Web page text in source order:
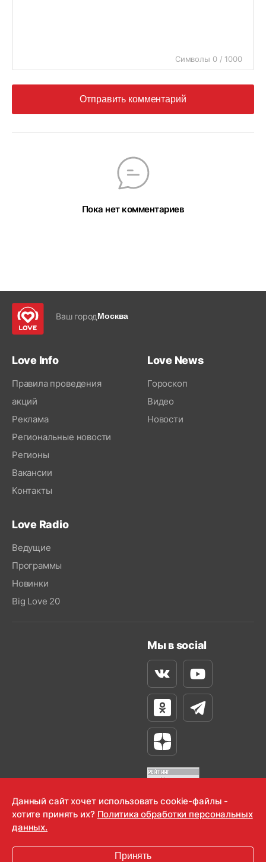
Символы 0 / 1000
Отправить комментарий
Пока нет комментариев
Ваш городМосква
Love Info
Правила проведения
акций
Реклама
Региональные новости
Регионы
Вакансии
Контакты
Love News
Гороскоп
Видео
Новости
Love Radio
Ведущие
Программы
Новинки
Big Love 20
Мы в social
ВконтактеYoutube
Одноклассники
Телеграм
Яндекс Дзен
OOO "Радио-Любовь" 2000-2026
Данный сайт хочет использовать cookie-файлы -
хотите принять их? Политика обработки персональных
данных.
Принять